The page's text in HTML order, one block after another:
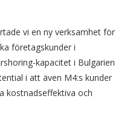
vi en ny verksamhet för
företagskunder i
kapacitet i Bulgarien
i att även M4:s kunder
kostnadseffektiva och